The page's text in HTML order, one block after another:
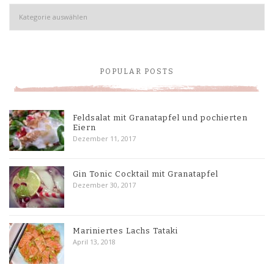
Kategorien
POPULAR POSTS
Feldsalat mit Granatapfel und pochierten
Eiern
Dezember 11, 2017
Gin Tonic Cocktail mit Granatapfel
Dezember 30, 2017
Mariniertes Lachs Tataki
April 13, 2018